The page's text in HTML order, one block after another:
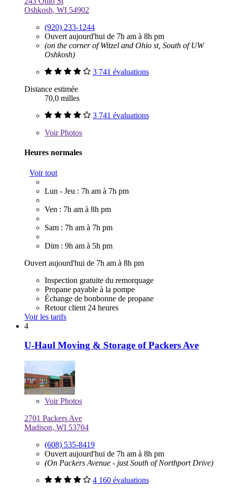
Oshkosh, WI 54902
(920) 233-1244
Ouvert aujourd'hui de 7h am à 8h pm
(on the corner of Witzel and Ohio st, South of UW
Oshkosh)
3 741 évaluations
Distance estimée
70,0 milles
3 741 évaluations
VoirPhotos
Heures normales
Voir tout
Lun - Jeu : 7h am à 7h pm
Ven : 7h am à 8h pm
Sam : 7h am à 7h pm
Dim : 9h am à 5h pm
Ouvert aujourd'hui de 7h am à 8h pm
Inspection gratuite du remorquage
Propane payable à la pompe
Échange de bonbonne de propane
Retour client 24 heures
Voir les tarifs
4
U-Haul Moving & Storage of Packers Ave
VoirPhotos
2701 Packers Ave
Madison, WI 53704
(608) 535-8419
Ouvert aujourd'hui de 7h am à 8h pm
(On Packers Avenue - just South of Northport Drive)
4 160 évaluations